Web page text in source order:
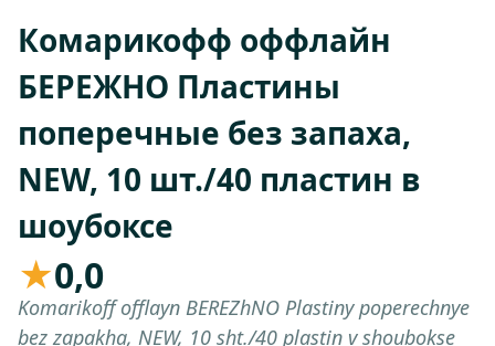
Комарикофф оффлайн
БЕРЕЖНО Пластины
поперечные без запаха,
NEW, 10 шт./40 пластин в
шоубоксе
★0,0
Komarikoff offlayn BEREZhNO Plastiny poperechnye
bez zapakha, NEW, 10 sht./40 plastin v shoubokse